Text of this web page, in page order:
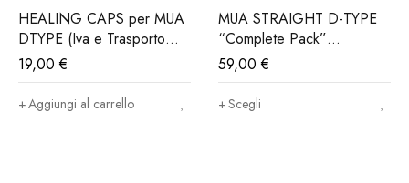
HEALING CAPS per MUA
DTYPE (Iva e Trasporto
Incluso)
19,00€
Aggiungi al carrello
MUA STRAIGHT D-TYPE
“Complete Pack”
Connessione OSSTEM®,
DIO IMPLANT®.. (Iva e
Trasporto Incluso)
59,00€
Scegli